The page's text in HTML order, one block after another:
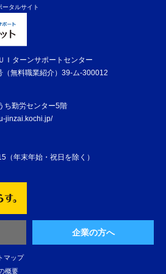
タルサイト
Ｉターンサポートセンター
（無料職業紹介）39-ム-300012
ち勤労センター5階
jinzai.kochi.jp/
年末年始・祝日を除く）
企業の方へ
マップ
概要